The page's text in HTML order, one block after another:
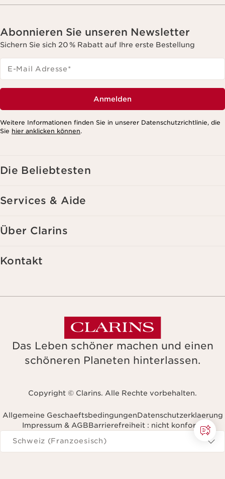
Abonnieren Sie unseren Newsletter
Sichern Sie sich 20 % Rabatt auf Ihre erste Bestellung
E-Mail Adresse*
Anmelden
Weitere Informationen finden Sie in unserer Datenschutzrichtlinie, die
Sie hier anklicken können.
Die Beliebtesten
Services & Aide
Über Clarins
Kontakt
Das Leben schöner machen und einen
schöneren Planeten hinterlassen.
Copyright © Clarins. Alle Rechte vorbehalten.
Allgemeine GeschaeftsbedingungenDatenschutzerklaerung
Impressum & AGBBarrierefreiheit : nicht konform
Navigieren Sie zu
Schweiz (Franzoesisch)